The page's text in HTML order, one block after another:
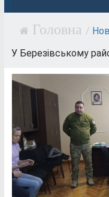
/
У Березівському